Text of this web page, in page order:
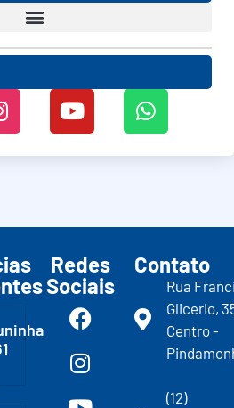
Redes
Sociais
Contato
Rua
Glicerio,
Centro -
(12)